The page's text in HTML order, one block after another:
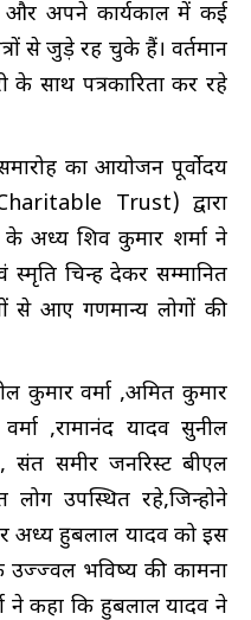
हैं और अपने कार्यकाल में कई
से जुड़े रह चुके हैं। वर्तमान
के साथ पत्रकारिता कर रहे
का आयोजन पूर्वोदय
Trust) द्वारा
अध्यक्ष शिव कुमार शर्मा ने
स्मृति चिन्ह देकर सम्मानित
से आए गणमान्य लोगों की
कुमार वर्मा ,अमित कुमार
,रामानंद यादव सुनील
संत समीर जनरिस्ट बीएल
उपस्थित रहे,जिन्होने
हुबलाल यादव को इस
भविष्य की कामना
ने कहा कि हुबलाल यादव ने